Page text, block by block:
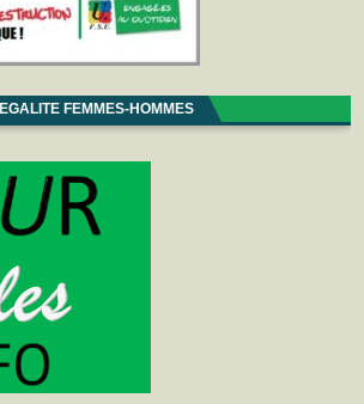
EGALITE FEMMES-HOMMES